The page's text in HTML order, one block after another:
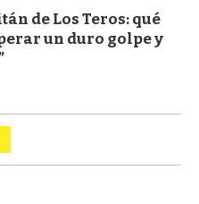
de Los Teros: qué
un duro golpe y